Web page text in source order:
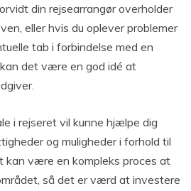
din rejsearrangør overholder
eller hvis du oplever problemer
tab i forbindelse med en
det være en god idé at
i rejseret vil kunne hjælpe dig
og muligheder i forhold til
kan være en kompleks proces at
så det er værd at investere